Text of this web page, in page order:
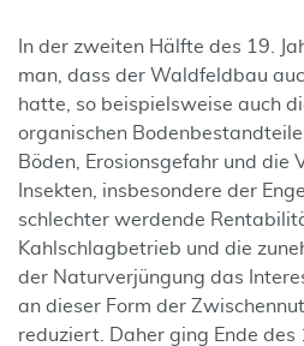
In der zweiten Hälfte des 19.
man, dass der Waldfeldbau
hatte, so beispielsweise auch
organischen
Böden, Erosionsgefahr und die
Insekten, insbesondere der
schlechter werdende
Kahlschlagbetrieb und die
der Naturverjüngung das
an dieser Form der
reduziert. Daher ging Ende des